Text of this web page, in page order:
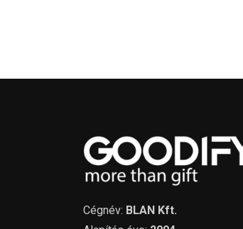
Cégnév: BLAN Kft.